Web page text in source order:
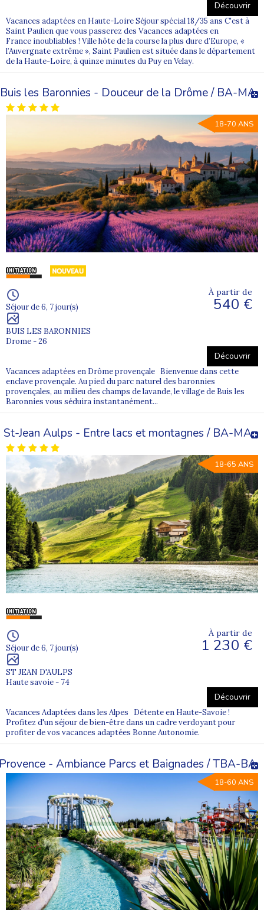
Découvrir
Vacances adaptées en Haute-Loire Séjour spécial 18/35 ans C'est à
Saint Paulien que vous passerez des Vacances adaptées en
France inoubliables ! Ville hôte de la course la plus dure d’Europe, «
l’Auvergnate extrême », Saint Paulien est située dans le département
de la Haute-Loire, à quinze minutes du Puy en Velay.
Buis les Baronnies - Douceur de la Drôme / BA-MA
18-70 ANS
Séjour de 6, 7 jour(s)
BUIS LES BARONNIES
Drome - 26
À partir de
540 €
Découvrir
Vacances adaptées en Drôme provençale Bienvenue dans cette
enclave provençale. Au pied du parc naturel des baronnies
provençales, au milieu des champs de lavande, le village de Buis les
Baronnies vous séduira instantanément...
St-Jean Aulps - Entre lacs et montagnes / BA-MA
18-65 ANS
Séjour de 6, 7 jour(s)
ST JEAN D'AULPS
Haute savoie - 74
À partir de
1 230 €
Découvrir
Vacances Adaptées dans les Alpes Détente en Haute-Savoie !
Profitez d'un séjour de bien-être dans un cadre verdoyant pour
profiter de vos vacances adaptées Bonne Autonomie.
- Ambiance Parcs et Baignades / TBA-BA
18-60 ANS